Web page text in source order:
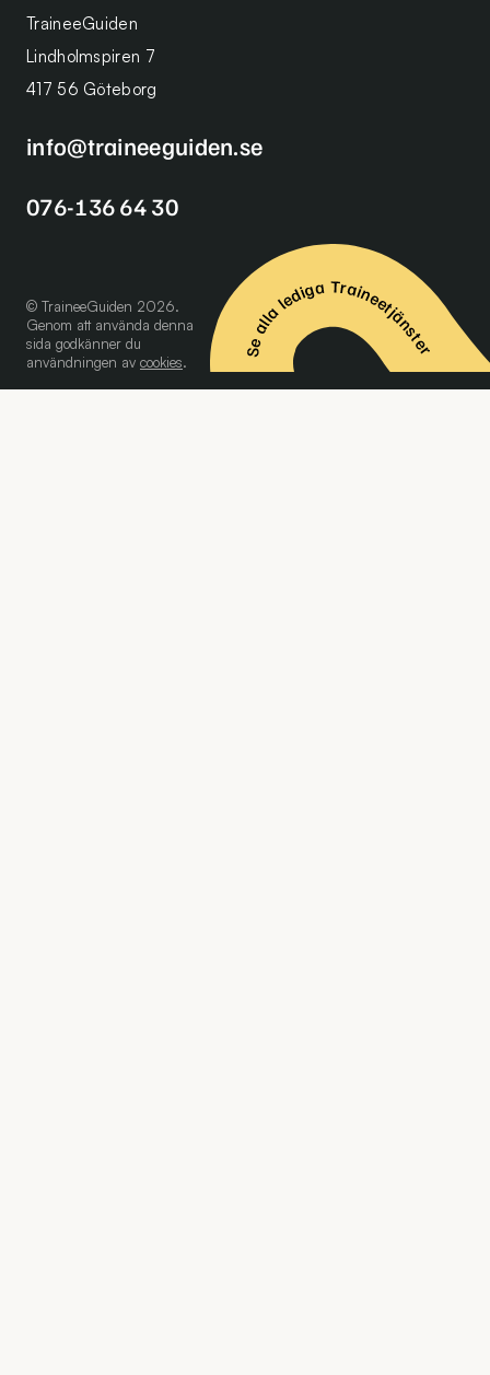
TraineeGuiden
Lindholmspiren 7
417 56 Göteborg
info@traineeguiden.se
076-136 64 30
© TraineeGuiden 2026.
Genom att använda denna
sida godkänner du
användningen av cookies.
Se alla lediga Traineetjänster